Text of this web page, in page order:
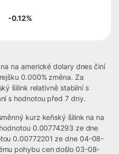
-0.12%
na americké dolary dnes činí
0.000% změna. Za
šilink relativně stabilní s
s hodnotou před 7 dny.
kurz keňský šilink na na
0.00774293 ze dne
0.00772201 ze dne 04-08-
pohybu cen došlo 03-08-